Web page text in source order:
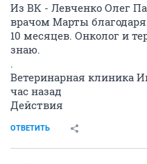
Из ВК - Левченко Олег
врачом Марты
10 месяцев. Онколог и
знаю.
.
Ветеринарная клиника
час назад
Действия
ОТВЕТИТЬ